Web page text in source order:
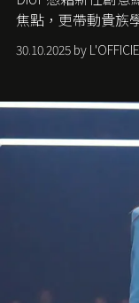
焦點，更帶動貴族
潮，讓這股經典風
30.10.2025 by